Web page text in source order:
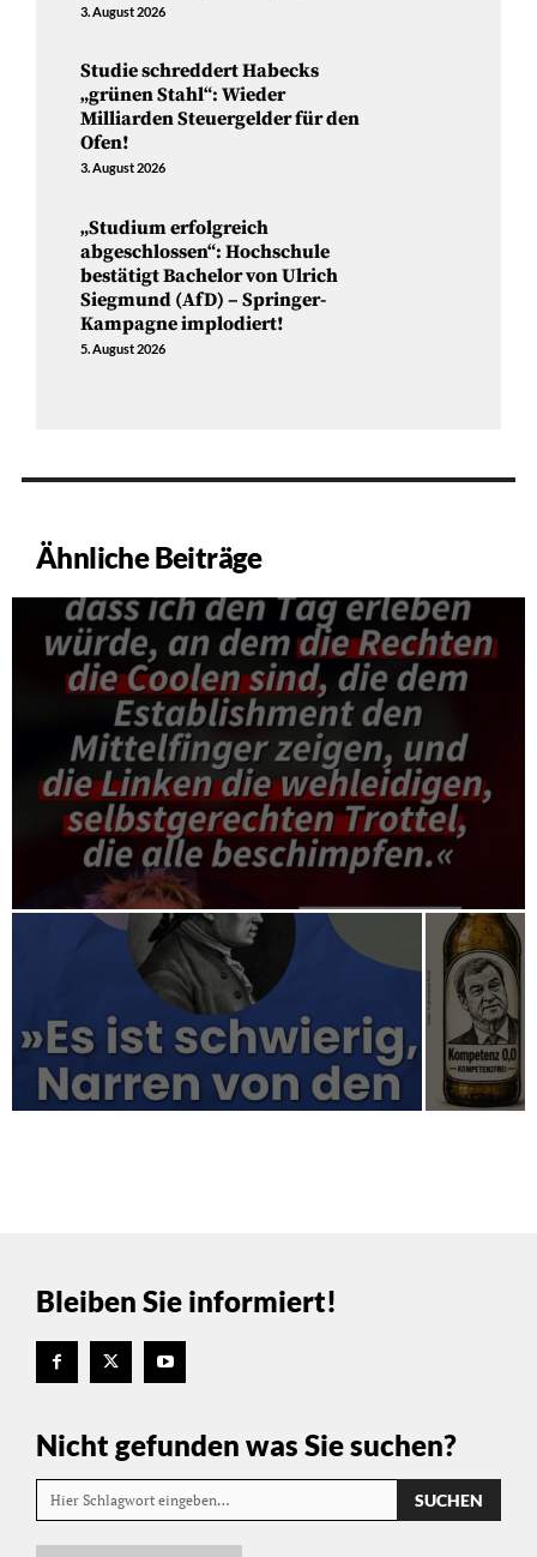
3. August 2026
Studie schreddert Habecks
„grünen Stahl“: Wieder
Milliarden Steuergelder für den
Ofen!
3. August 2026
„Studium erfolgreich
abgeschlossen“: Hochschule
bestätigt Bachelor von Ulrich
Siegmund (AfD) – Springer-
Kampagne implodiert!
5. August 2026
Ähnliche Beiträge
Bleiben Sie informiert!
Nicht gefunden was Sie suchen?
Hier Schlagwort eingeben… SUCHEN